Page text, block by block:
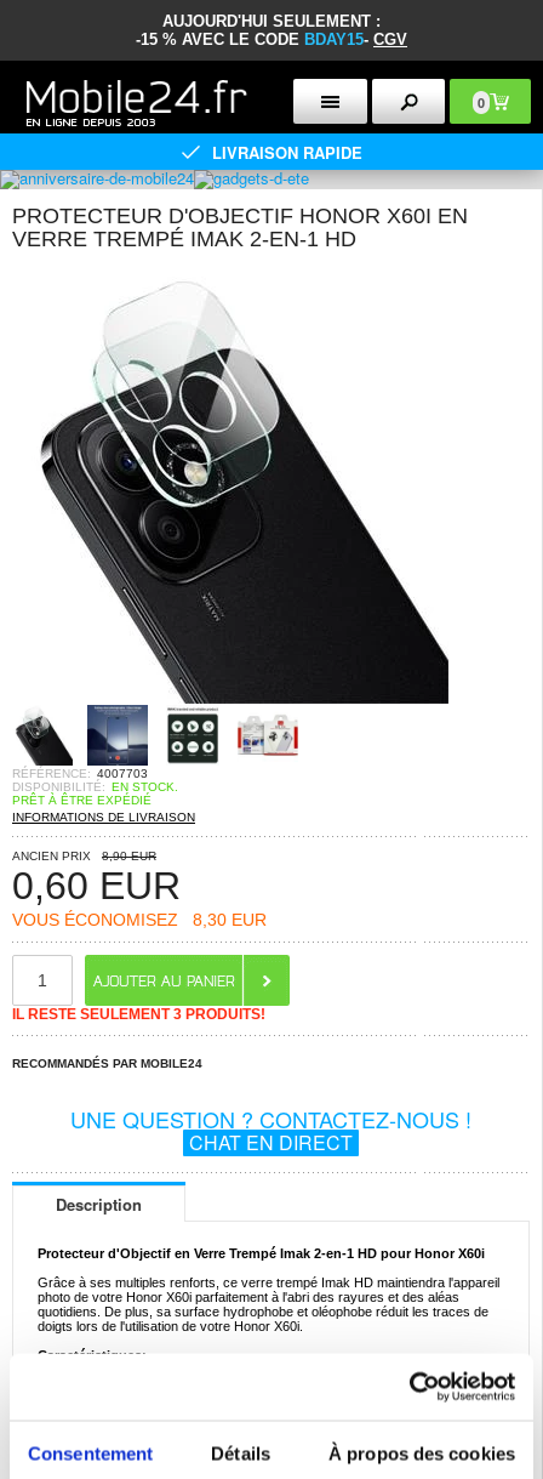
Consentement Détails À propos des cookies
AUJOURD'HUI SEULEMENT :
-15 % AVEC LE CODE BDAY15- CGV
0
LIVRAISON RAPIDE
PROTECTEUR D'OBJECTIF HONOR X60I EN
VERRE TREMPÉ IMAK 2-EN-1 HD
RÉFÉRENCE: 4007703
DISPONIBILITÉ: EN STOCK.
PRÊT À ÊTRE EXPÉDIÉ
INFORMATIONS DE LIVRAISON
ANCIEN PRIX 8,90 EUR
0,60 EUR
VOUS ÉCONOMISEZ 8,30 EUR
IL RESTE SEULEMENT 3 PRODUITS!
RECOMMANDÉS PAR MOBILE24
UNE QUESTION ? CONTACTEZ-NOUS !
CHAT EN DIRECT
Description
Protecteur d'Objectif en Verre Trempé Imak 2-en-1 HD pour Honor X60i
Grâce à ses multiples renforts, ce verre trempé Imak HD maintiendra l'appareil
photo de votre Honor X60i parfaitement à l'abri des rayures et des aléas
quotidiens. De plus, sa surface hydrophobe et oléophobe réduit les traces de
doigts lors de l'utilisation de votre Honor X60i.
Caractéristiques:
- Le protecteur en verre trempé Imak HD pour l'objectif de l'appareil photo de
- Protège l'appareil photo de votre Honor X60i contre les rayures et les chocs
- Correspond parfaitement à votre Honor X60i